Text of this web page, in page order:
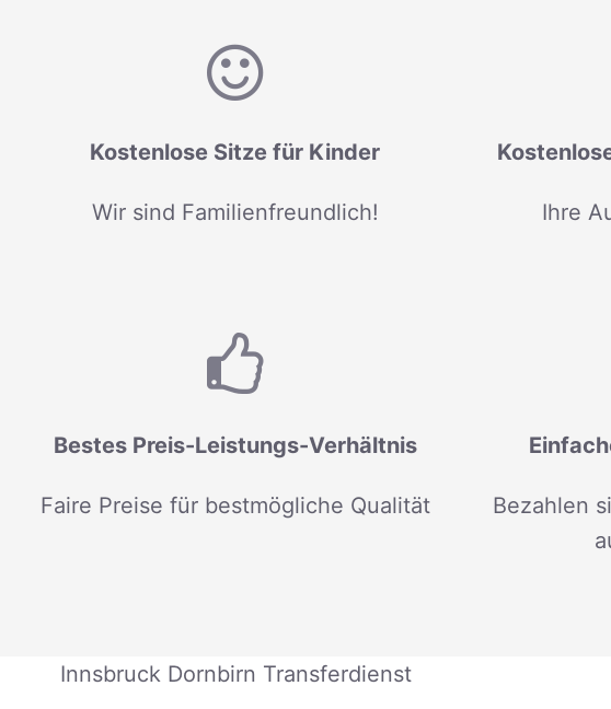
Kostenlose Sitze für Kinder
Wir sind Familienfreundlich!
Ihre
Bestes Preis-Leistungs-Verhältnis
Faire Preise für bestmögliche Qualität
Bezahlen
Innsbruck Dornbirn Transferdienst